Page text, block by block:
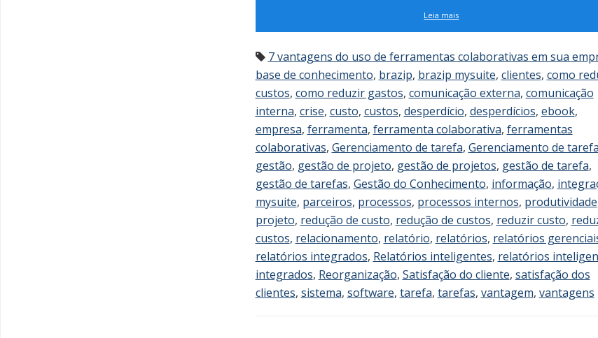
Leia mais
7 vantagens do uso de ferramentas colaborativas em sua
base de conhecimento, brazip, brazip mysuite, clientes, como
custos, como reduzir gastos, comunicação externa, comunicação
interna, crise, custo, custos, desperdício, desperdícios, ebook,
empresa, ferramenta, ferramenta colaborativa, ferramentas
colaborativas, Gerenciamento de tarefa, Gerenciamento de
gestão, gestão de projeto, gestão de projetos, gestão de tarefa,
gestão de tarefas, Gestão do Conhecimento, informação,
mysuite, parceiros, processos, processos internos, produtividade
projeto, redução de custo, redução de custos, reduzir custo,
custos, relacionamento, relatório, relatórios, relatórios
relatórios integrados, Relatórios inteligentes, relatórios
integrados, Reorganização, Satisfação do cliente, satisfação dos
clientes, sistema, software, tarefa, tarefas, vantagem, vantagens